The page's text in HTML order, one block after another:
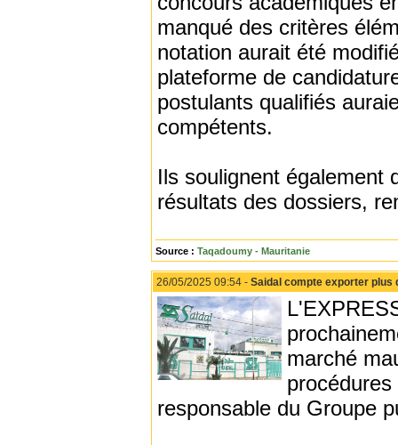
manqué des critères
notation aurait été
plateforme de
postulants qualifiés
compétents.
Ils soulignent également
résultats des dossiers,
Source : Taqadoumy - Mauritanie
26/05/2025 09:54 - Saidal compte exporter plus
marché
responsable du Groupe